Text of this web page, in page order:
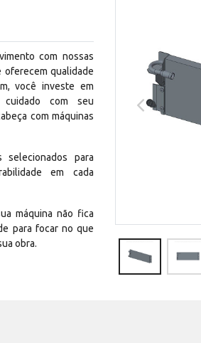
com nossas
oferecem qualidade
você investe em
cuidado com seu
com máquinas
selecionados para
em cada
máquina não fica
para focar no que
obra.